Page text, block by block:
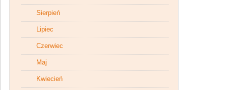
Sierpień
Lipiec
Czerwiec
Maj
Kwiecień